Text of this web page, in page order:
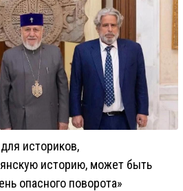
историков,
историю, может быть
опасного поворота»